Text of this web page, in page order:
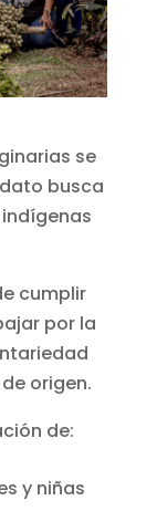
se
busca
indígenas
cumplir
por la
origen.
de:
y niñas